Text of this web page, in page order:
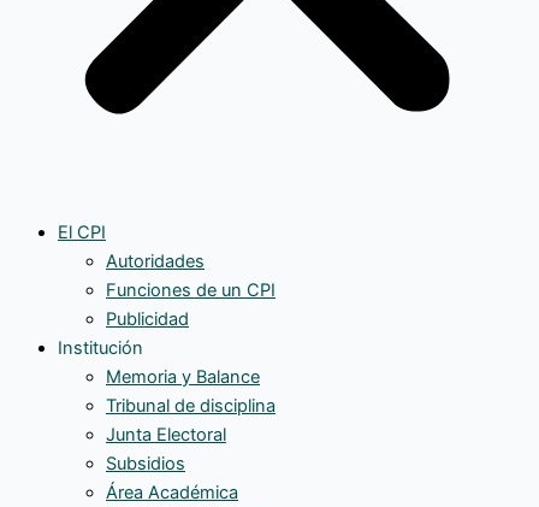
El CPI
Autoridades
Funciones de un CPI
Publicidad
Institución
Memoria y Balance
Tribunal de disciplina
Junta Electoral
Subsidios
Área Académica